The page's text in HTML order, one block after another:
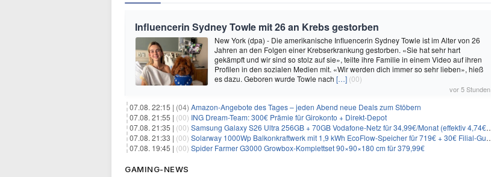
Influencerin Sydney Towle mit 26 an Krebs gestorben
New York (dpa) - Die amerikanische Influencerin Sydney Towle ist im Alter von 26
Jahren an den Folgen einer Krebserkrankung gestorben. «Sie hat sehr hart
gekämpft und wir sind so stolz auf sie», teilte ihre Familie in einem Video auf ihren
Profilen in den sozialen Medien mit. «Wir werden dich immer so sehr lieben», hieß
es dazu. Geboren wurde Towle nach […] (00)
vor 5 Stunden
07.08. 22:15 | (04) Amazon-Angebote des Tages – jeden Abend neue Deals zum Stöbern
07.08. 21:55 | (00) ING Dream-Team: 300€ Prämie für Girokonto + Direkt-Depot
07.08. 21:35 | (00) Samsung Galaxy S26 Ultra 256GB + 70GB Vodafone-Netz für 34,99€/Monat (effektiv 4,74€/Monat)
07.08. 21:33 | (00) Solarway 1000Wp Balkonkraftwerk mit 1,9 kWh EcoFlow-Speicher für 719€ + 30€ Filial-Gutschein
07.08. 19:45 | (00) Spider Farmer G3000 Growbox-Komplettset 90×90×180 cm für 379,99€
GAMING-NEWS